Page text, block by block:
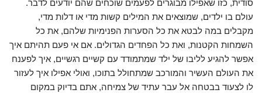
סודית, כזו שאפילו מבוגרים לפעמים שוכחים שהם יודעים לדבר.
עולם בו ילדים, שמוצאים את המילים קשות מדי או דלות מדי,
מקבלים במה לבטא את כל הסערות הפנימיות שלהם, את כל
השמחות הקטנות, ואת כל הפחדים הגדולים. אם אי פעם תהיתם איך
אפשר להגיע לליבו של ילד שמתמודד עם קשיים רגשיים, איך לפענח
את העולם העשיר והמורכב שמתחולל בתוכו, ואולי אפילו איך לעזור
לו לצעוד בבטחה אל עבר עתיד של צמיחה, אתם בדיוק במקום